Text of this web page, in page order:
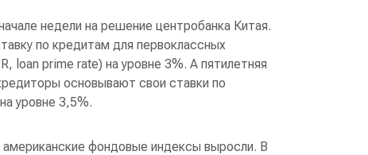
недели на решение центробанка Китая.
по кредитам для первоклассных
loan prime rate) на уровне 3%. А пятилетняя
основывают свои ставки по
уровне 3,5%.
фондовые индексы выросли. В